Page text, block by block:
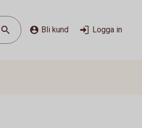
Bli kund Logga in